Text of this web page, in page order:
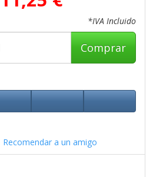
*IVA Incluido
Comprar
Recomendar a un amigo